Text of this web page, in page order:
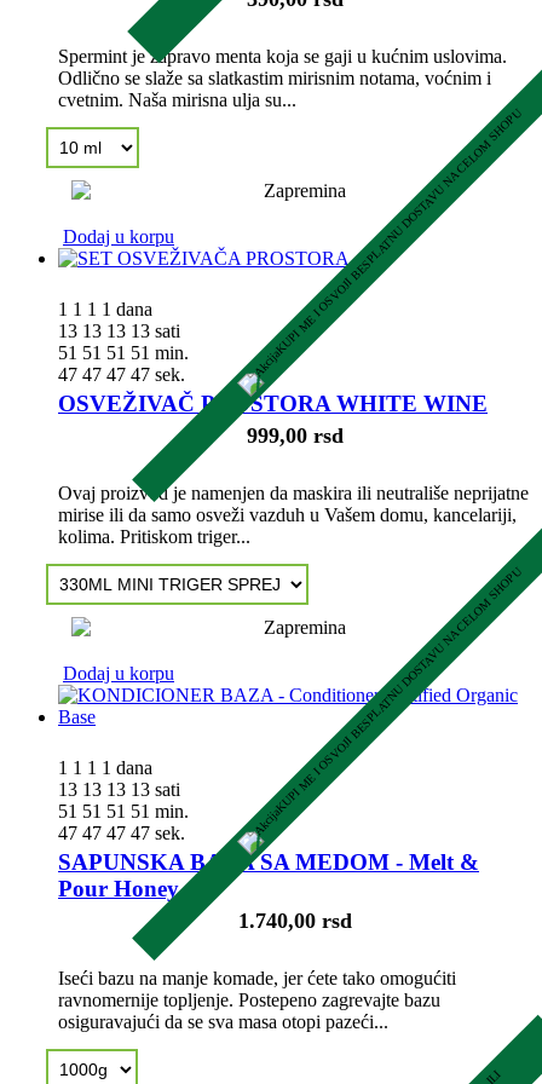
Spermint je zapravo menta koja se gaji u kućnim uslovima.
Odlično se slaže sa slatkastim mirisnim notama, voćnim i
cvetnim. Naša mirisna ulja su...
Dodaj u korpu KUPI ME I OSVOJI BESPLATNU DOSTAVU NA CELOM SHOPU
1 1 1 1 dana
13 13 13 13 sati
51 51 51 51 min.
46 46 46 46 sek.
OSVEŽIVAČ PROSTORA WHITE WINE
999,00 rsd
Ovaj proizvod je namenjen da maskira ili neutrališe neprijatne
mirise ili da samo osveži vazduh u Vašem domu, kancelariji,
kolima. Pritiskom triger...
Dodaj u korpu KUPI ME I OSVOJI BESPLATNU DOSTAVU NA CELOM SHOPU
1 1 1 1 dana
13 13 13 13 sati
51 51 51 51 min.
46 46 46 46 sek.
SAPUNSKA BAZA SA MEDOM - Melt &
Pour Honey...
1.740,00 rsd
Iseći bazu na manje komade, jer ćete tako omogućiti
ravnomernije topljenje. Postepeno zagrevajte bazu
osiguravajući da se sva masa otopi pazeći...